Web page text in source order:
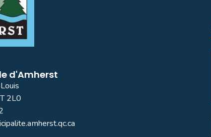
d'Amherst
2L0